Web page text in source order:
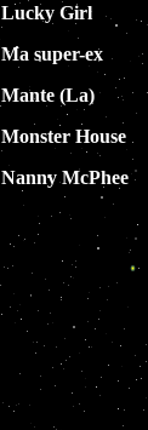
Lucky Girl
Ma super-ex
Mante (La)
Monster House
Nanny McPhee